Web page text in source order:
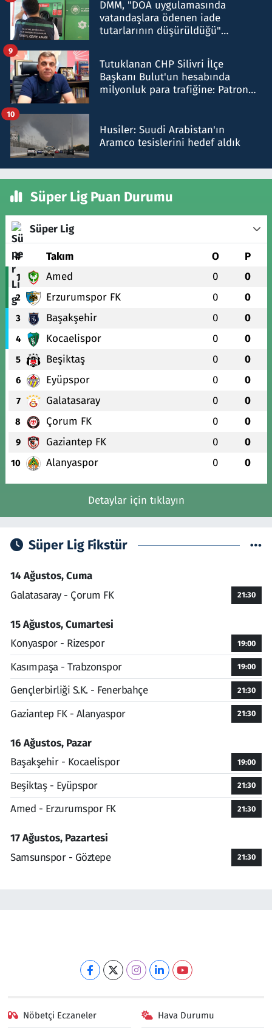
DMM, "DOA uygulamasında
vatandaşlara ödenen iade
tutarlarının düşürüldüğü"
Tutuklanan CHP Silivri İlçe
Başkanı Bulut'un hesabında
milyonluk para trafiğine: Patron
9
Husiler: Suudi Arabistan'ın
Aramco tesislerini hedef aldık
10
Süper Lig Puan Durumu
Süper Lig
# Takım O P
1 Amed 0 0
2 Erzurumspor FK 0 0
3 Başakşehir 0 0
4 Kocaelispor 0 0
5 Beşiktaş 0 0
6 Eyüpspor 0 0
7 Galatasaray 0 0
8 Çorum FK 0 0
9 Gaziantep FK 0 0
10 Alanyaspor 0 0
Detaylar için tıklayın
Süper Lig Fikstür
14 Ağustos, Cuma
Galatasaray - Çorum FK
21:30
15 Ağustos, Cumartesi
Konyaspor - Rizespor
19:00
Kasımpaşa - Trabzonspor 19:00
Gençlerbirliği S.K. - Fenerbahçe 21:30
Gaziantep FK - Alanyaspor 21:30
16 Ağustos, Pazar
Başakşehir - Kocaelispor
19:00
Beşiktaş - Eyüpspor 21:30
Amed - Erzurumspor FK 21:30
17 Ağustos, Pazartesi
Samsunspor - Göztepe
21:30
Nöbetçi Eczaneler Hava Durumu